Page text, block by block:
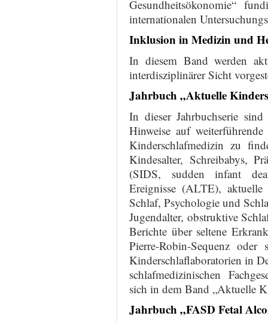
Gesundheitsökonomie“
internationalen
Inklusion in Medizin und
In diesem Band werden
interdisziplinärer Sicht
Jahrbuch „Aktuelle
In dieser Jahrbuchserie
Hinweise auf
Kinderschlafmedizin zu
Kindesalter, Schreibabys,
(SIDS, sudden infant
Ereignisse (ALTE),
Schlaf, Psychologie und
Jugendalter, obstruktive
Berichte über seltene
Pierre-Robin-Sequenz
Kinderschlaflaboratorien in
schlafmedizinischen
sich in dem Band „Aktuelle
Jahrbuch „FASD Fetal